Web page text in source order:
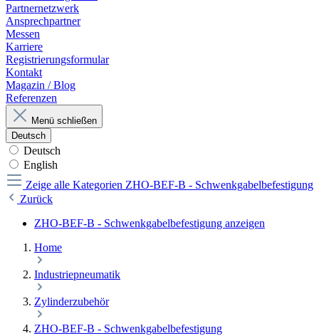
Partnernetzwerk
Ansprechpartner
Messen
Karriere
Registrierungsformular
Kontakt
Magazin / Blog
Referenzen
Menü schließen
Deutsch
Deutsch
English
Zeige alle Kategorien ZHO-BEF-B - Schwenkgabelbefestigung
Zurück
ZHO-BEF-B - Schwenkgabelbefestigung anzeigen
Home
Industriepneumatik
Zylinderzubehör
ZHO-BEF-B - Schwenkgabelbefestigung